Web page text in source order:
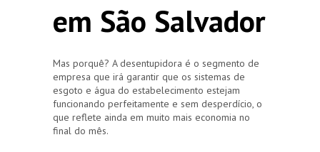
em São Salvador
Mas porquê? A desentupidora é o segmento de
empresa que irá garantir que os sistemas de
esgoto e água do estabelecimento estejam
funcionando perfeitamente e sem desperdício, o
que reflete ainda em muito mais economia no
final do mês.